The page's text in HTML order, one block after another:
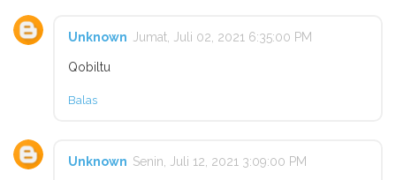
Unknown Jumat, Juli 02, 2021 6:35:00 PM
Qobiltu
Balas
Unknown Senin, Juli 12, 2021 3:09:00 PM